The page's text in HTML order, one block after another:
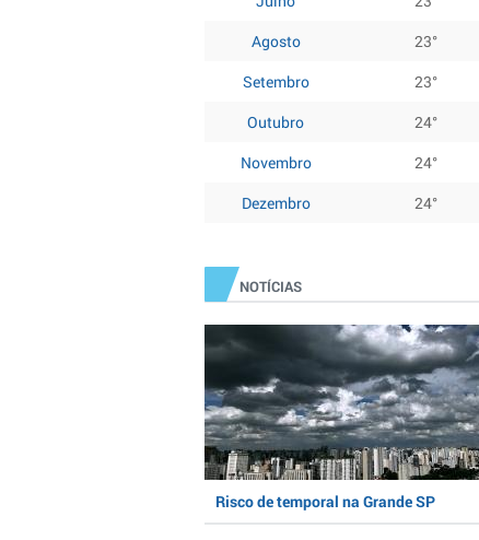
Agosto
23°
Setembro
23°
Outubro
24°
Novembro
24°
Dezembro
24°
NOTÍCIAS
Risco de temporal na Grande SP